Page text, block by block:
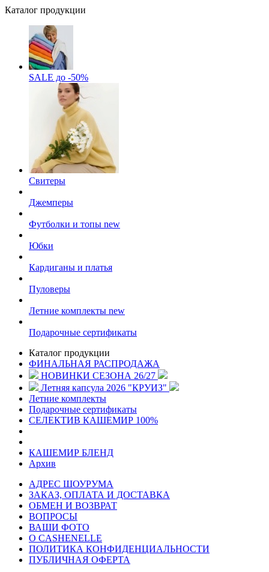
Каталог продукции
SALE до -50%
Свитеры
Джемперы
Футболки и топы new
Юбки
Кардиганы и платья
Пуловеры
Летние комплекты new
Подарочные сертификаты
Каталог продукции
ФИНАЛЬНАЯ РАСПРОДАЖА
НОВИНКИ СЕЗОНА 26/27
Летняя капсула 2026 "КРУИЗ"
Летние комплекты
Подарочные сертификаты
СЕЛЕКТИВ КАШЕМИР 100%
КАШЕМИР БЛЕНД
Архив
АДРЕС ШОУРУМА
ЗАКАЗ, ОПЛАТА И ДОСТАВКА
ОБМЕН И ВОЗВРАТ
ВОПРОСЫ
ВАШИ ФОТО
О CASHENELLE
ПОЛИТИКА КОНФИДЕНЦИАЛЬНОСТИ
ПУБЛИЧНАЯ ОФЕРТА